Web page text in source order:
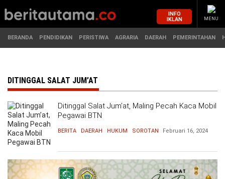
MASUK
BERANDA
PERISTIWA
AGRARIA
PENDIDIKAN
HUKUM
EKONOMI
INFO
IKLAN
MENU
BERANDA PENDIDIKAN PERISTIWA AGRARIA DAERAH PEMERINTAHAN
DITINGGAL SALAT JUM’AT
Ditinggal Salat Jum’at, Maling Pecah Kaca Mobil
Pegawai BTN
BERITA DAERAH HUKUM SOROTAN Februari 16, 2024